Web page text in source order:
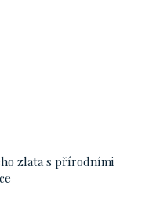
zlata s přírodními